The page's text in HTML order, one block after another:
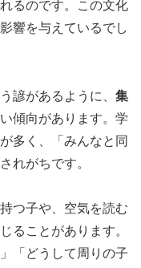
るのです。この文化
響を与えているでし
諺があるように、 集
傾向があります。学
多く、「みんなと同
れがちです。
つ子や、空気を読む
ることがあります。
「どうして周りの子